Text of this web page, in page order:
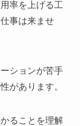
率を上げる工
事は来ませ
ションが苦手
があります。
ることを理解